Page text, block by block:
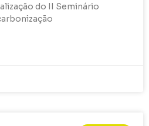
do II Seminário